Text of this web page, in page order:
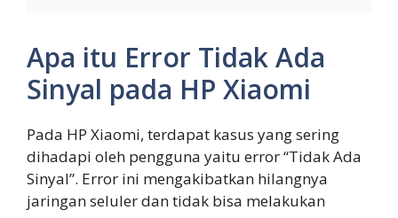
Apa itu Error Tidak Ada
Sinyal pada HP Xiaomi
Pada HP Xiaomi, terdapat kasus yang sering
dihadapi oleh pengguna yaitu error “Tidak Ada
Sinyal”. Error ini mengakibatkan hilangnya
jaringan seluler dan tidak bisa melakukan